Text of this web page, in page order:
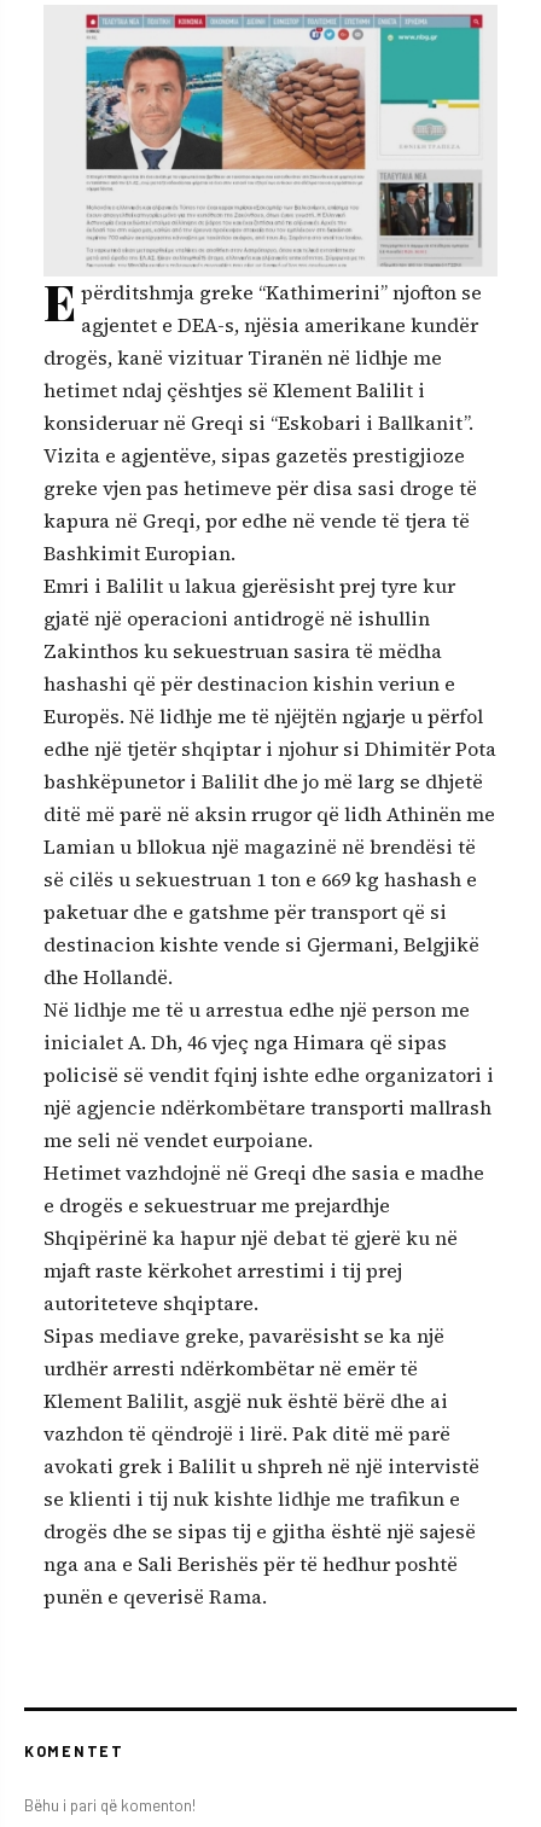
E përditshmja greke “Kathimerini” njofton se
agjentet e DEA-s, njësia amerikane kundër
drogës, kanë vizituar Tiranën në lidhje me
hetimet ndaj çështjes së Klement Balilit i
konsideruar në Greqi si “Eskobari i Ballkanit”.
Vizita e agjentëve, sipas gazetës prestigjioze
greke vjen pas hetimeve për disa sasi droge të
kapura në Greqi, por edhe në vende të tjera të
Bashkimit Europian.
Emri i Balilit u lakua gjerësisht prej tyre kur
gjatë një operacioni antidrogë në ishullin
Zakinthos ku sekuestruan sasira të mëdha
hashashi që për destinacion kishin veriun e
Europës. Në lidhje me të njëjtën ngjarje u përfol
edhe një tjetër shqiptar i njohur si Dhimitër Pota
bashkëpunetor i Balilit dhe jo më larg se dhjetë
ditë më parë në aksin rrugor që lidh Athinën me
Lamian u bllokua një magazinë në brendësi të
së cilës u sekuestruan 1 ton e 669 kg hashash e
paketuar dhe e gatshme për transport që si
destinacion kishte vende si Gjermani, Belgjikë
dhe Hollandë.
Në lidhje me të u arrestua edhe një person me
inicialet A. Dh, 46 vjeç nga Himara që sipas
policisë së vendit fqinj ishte edhe organizatori i
një agjencie ndërkombëtare transporti mallrash
me seli në vendet eurpoiane.
Hetimet vazhdojnë në Greqi dhe sasia e madhe
e drogës e sekuestruar me prejardhje
Shqipërinë ka hapur një debat të gjerë ku në
mjaft raste kërkohet arrestimi i tij prej
autoriteteve shqiptare.
Sipas mediave greke, pavarësisht se ka një
urdhër arresti ndërkombëtar në emër të
Klement Balilit, asgjë nuk është bërë dhe ai
vazhdon të qëndrojë i lirë. Pak ditë më parë
avokati grek i Balilit u shpreh në një intervistë
se klienti i tij nuk kishte lidhje me trafikun e
drogës dhe se sipas tij e gjitha është një sajesë
nga ana e Sali Berishës për të hedhur poshtë
punën e qeverisë Rama.
KOMENTET
Bëhu i pari që komenton!